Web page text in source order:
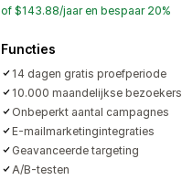
of $143.88/jaar en bespaar 20%
Functies
14 dagen gratis proefperiode
10.000 maandelijkse bezoekers
Onbeperkt aantal campagnes
E-mailmarketingintegraties
Geavanceerde targeting
A/B-testen